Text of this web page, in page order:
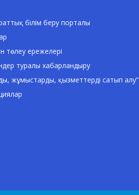
білім беру порталы
төлеу ережелері
туралы хабарландыру
жұмыстарды, қызметтерді сатып алу”